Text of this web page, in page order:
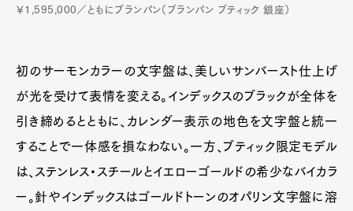
￥1,595,000／ともにブランパン（ブランパン ブティック 銀座）
初のサーモンカラーの文字盤は、美しいサンバースト仕上げ
が光を受けて表情を変える。インデックスのブラックが全体を
引き締めるとともに、カレンダー表示の地色を文字盤と統一
することで一体感を損なわない。一方、ブティック限定モデル
は、ステンレス・スチールとイエローゴールドの希少なバイカラ
ー。針やインデックスはゴールドトーンのオパリン文字盤に溶